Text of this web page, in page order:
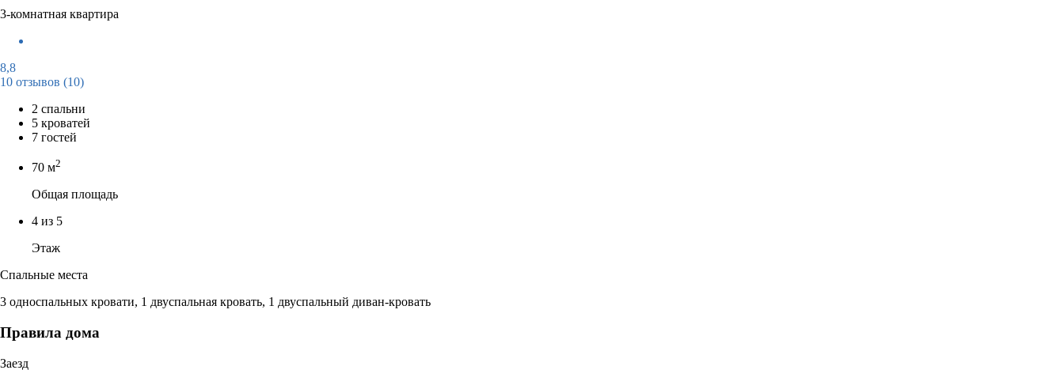
3-комнатная квартира
8,8
10 отзывов (10)
2 спальни
5 кроватей
7 гостей
70 м2
Общая площадь
4 из 5
Этаж
Спальные места
3 односпальных кровати, 1 двуспальная кровать, 1 двуспальный диван-кровать
Правила дома
Заезд